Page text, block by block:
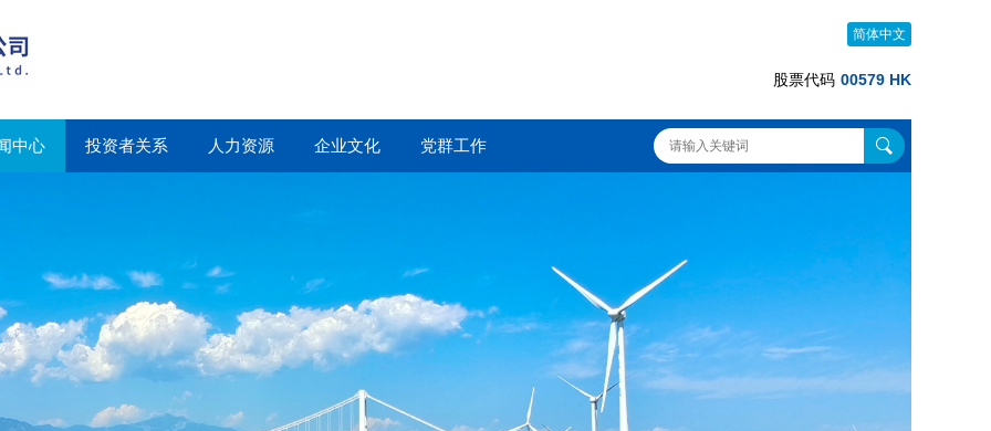
简体中文
股票代码 00579 HK
中心 投资者关系 人力资源 企业文化 党群工作